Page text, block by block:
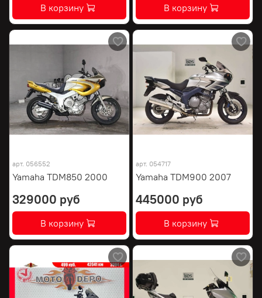
В корзину В корзину
арт. 056552
Yamaha TDM850 2000
329000 руб
В корзину
арт. 054717
Yamaha TDM900 2007
445000 руб
В корзину